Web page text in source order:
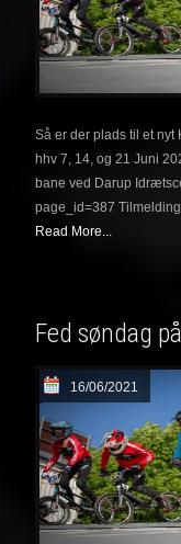
Så er der plads til et nyt
hhv 7, 14, og 21 Juni
bane ved Darup
page_id=387
Read More...
Fed søndag
16/06/2021